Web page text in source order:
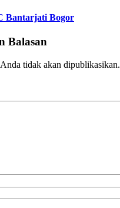
Bantarjati Bogor
Balasan
tidak akan dipublikasikan.